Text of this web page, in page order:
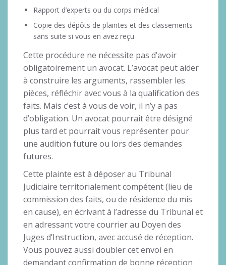
Rapport d’experts ou du corps médical
Copie des dépôts de plaintes et des classements
sans suite si vous en avez reçu
Cette procédure ne nécessite pas d’avoir
obligatoirement un avocat. L’avocat peut aider
à construire les arguments, rassembler les
pièces, réfléchir avec vous à la qualification des
faits. Mais c’est à vous de voir, il n’y a pas
d’obligation. Un avocat pourrait être désigné
plus tard et pourrait vous représenter pour
une audition future ou lors des demandes
futures.
Cette plainte est à déposer au Tribunal
Judiciaire territorialement compétent (lieu de
commission des faits, ou de résidence du mis
en cause), en écrivant à l’adresse du Tribunal et
en adressant votre courrier au Doyen des
Juges d’Instruction, avec accusé de réception.
Vous pouvez aussi doubler cet envoi en
demandant confirmation de bonne réception